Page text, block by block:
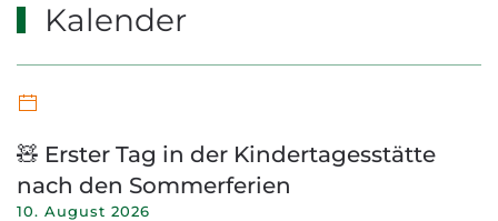
Kalender
🧸 Erster Tag in der Kindertagesstätte
nach den Sommerferien
10. August 2026